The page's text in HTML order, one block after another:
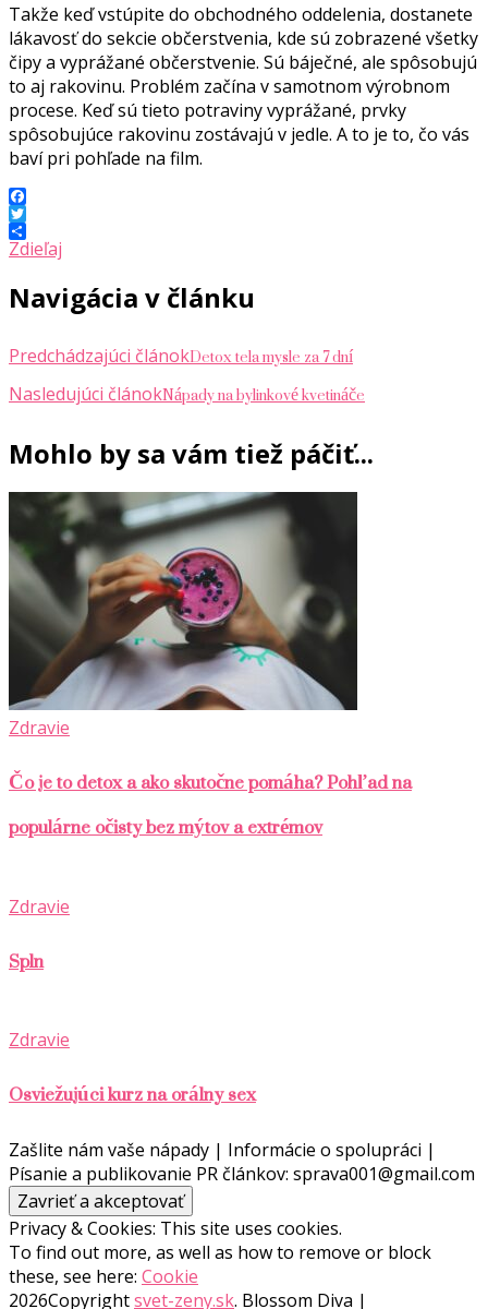
Takže keď vstúpite do obchodného oddelenia, dostanete
lákavosť do sekcie občerstvenia, kde sú zobrazené všetky
čipy a vyprážané občerstvenie. Sú báječné, ale spôsobujú
to aj rakovinu. Problém začína v samotnom výrobnom
procese. Keď sú tieto potraviny vyprážané, prvky
spôsobujúce rakovinu zostávajú v jedle. A to je to, čo vás
baví pri pohľade na film.
Facebook
Twitter
Zdieľaj
Navigácia v článku
Predchádzajúci článokDetox tela mysle za 7 dní
Nasledujúci článokNápady na bylinkové kvetináče
Mohlo by sa vám tiež páčiť...
Zdravie
Čo je to detox a ako skutočne pomáha? Pohľad na
populárne očisty bez mýtov a extrémov
Zdravie
Spln
Zdravie
Osviežujúci kurz na orálny sex
Zašlite nám vaše nápady | Informácie o spolupráci |
Písanie a publikovanie PR článkov: sprava001@gmail.com
Privacy & Cookies: This site uses cookies.
To find out more, as well as how to remove or block
these, see here: Cookie
2026Copyrightsvet-zeny.sk. Blossom Diva |